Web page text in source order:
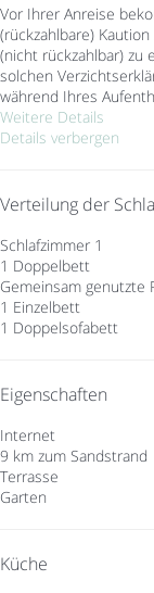
Vor Ihrer Anreise
(rückzahlbare)
(nicht rückzahlbar) zu
solchen
während Ihres
Weitere Details
Details verbergen
Verteilung der
Schlafzimmer 1
1 Doppelbett
Gemeinsam genutzte
1 Einzelbett
1 Doppelsofabett
Eigenschaften
Internet
9 km zum Sandstrand
Terrasse
Garten
Küche